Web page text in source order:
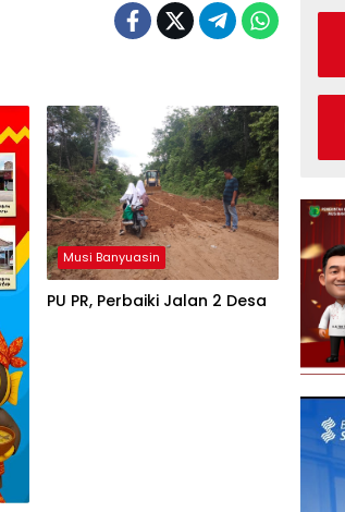
Musi Banyuasin
PU PR, Perbaiki Jalan 2 Desa